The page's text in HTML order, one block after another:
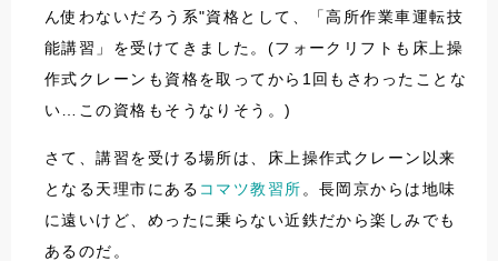
ん使わないだろう系"資格として、「高所作業車運転技
能講習」を受けてきました。(フォークリフトも床上操
作式クレーンも資格を取ってから1回もさわったことな
い…この資格もそうなりそう。)
さて、講習を受ける場所は、床上操作式クレーン以来
となる天理市にある コマツ教習所 。長岡京からは地味
に遠いけど、めったに乗らない近鉄だから楽しみでも
あるのだ。